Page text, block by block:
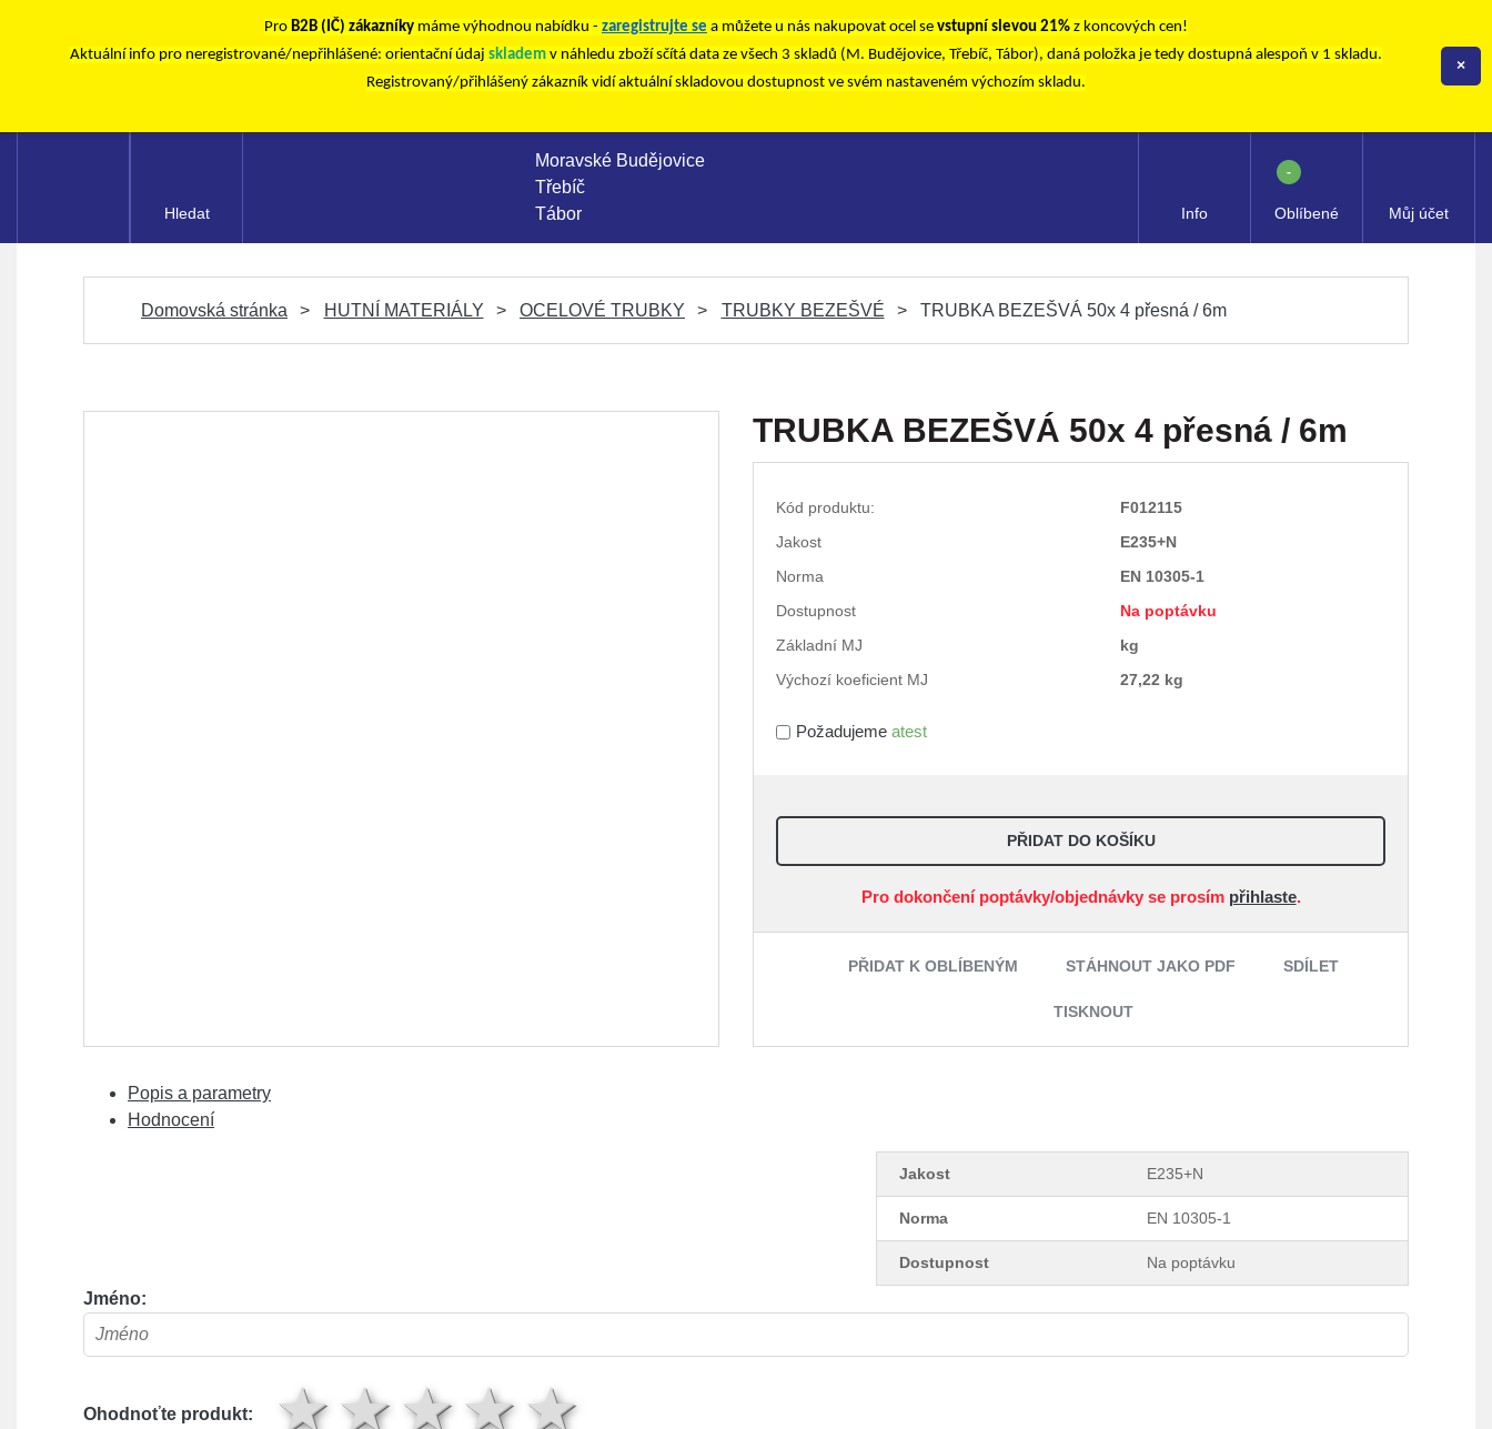
Pro B2B (IČ) zákazníky máme výhodnou nabídku - zaregistrujte se a můžete u nás nakupovat ocel se vstupní slevou 21% z koncových cen!
Aktuální info pro neregistrované/nepřihlášené: orientační údaj skladem v náhledu zboží sčítá data ze všech 3 skladů (M. Budějovice, Třebíč, Tábor), daná položka je tedy dostupná alespoň v 1 skladu.
Registrovaný/přihlášený zákazník vidí aktuální skladovou dostupnost ve svém nastaveném výchozím skladu.
×
Moravské Budějovice
Třebíč
Tábor
Hledat Info Oblíbené
-
Můj účet
Domovská stránka HUTNÍ MATERIÁLY OCELOVÉ TRUBKY TRUBKY BEZEŠVÉ TRUBKA BEZEŠVÁ 50x 4 přesná / 6m
TRUBKA BEZEŠVÁ 50x 4 přesná / 6m
Kód produktu:
F012115
Jakost
E235+N
Norma
EN 10305-1
Dostupnost
Na poptávku
Základní MJ
kg
Výchozí koeficient MJ
27,22 kg
Požadujemeatest
PŘIDAT DO KOŠÍKU
Pro dokončení poptávky/objednávky se prosím přihlaste.
PŘIDAT K OBLÍBENÝM STÁHNOUT JAKO PDF SDÍLET
TISKNOUT
Popis a parametry
Hodnocení
Jakost E235+N
Norma EN 10305-1
Dostupnost Na poptávku
Jméno:
Ohodnoťte produkt: 4 hvězdy
3 hvězdy
2 hvězdy
1 hvězda